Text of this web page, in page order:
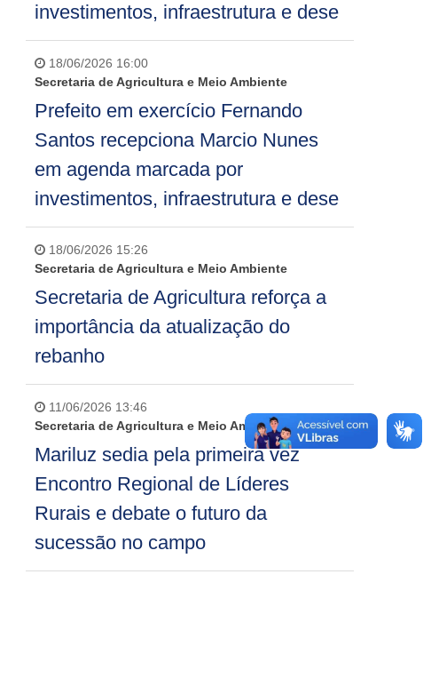
investimentos, infraestrutura e dese
18/06/2026 16:00
Secretaria de Agricultura e Meio Ambiente
Prefeito em exercício Fernando
Santos recepciona Marcio Nunes
em agenda marcada por
investimentos, infraestrutura e dese
18/06/2026 15:26
Secretaria de Agricultura e Meio Ambiente
Secretaria de Agricultura reforça a
importância da atualização do
rebanho
11/06/2026 13:46
Secretaria de Agricultura e Meio Ambiente
Mariluz sedia pela primeira vez
Encontro Regional de Líderes
Rurais e debate o futuro da
sucessão no campo